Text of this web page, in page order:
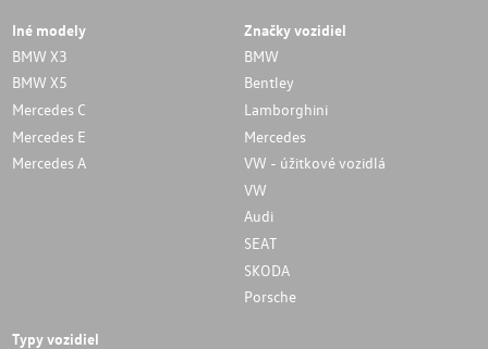
Iné modely
BMW X3
BMW X5
Mercedes C
Mercedes E
Mercedes A
Značky vozidiel
BMW
Bentley
Lamborghini
Mercedes
VW - úžitkové vozidlá
VW
Audi
SEAT
SKODA
Porsche
Typy vozidiel